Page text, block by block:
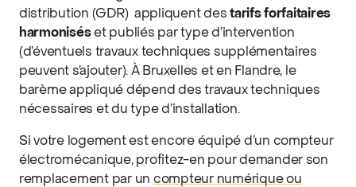
distribution (GDR) appliquent destarifs forfaitaires
harmoniséset publiés par type d’intervention
(d’éventuels travaux techniques supplémentaires
peuvent s’ajouter). À Bruxelles et en Flandre, le
barème appliqué dépend des travaux techniques
nécessaires et du type d’installation.
Si votre logement est encore équipé d’un compteur
électromécanique, profitez-en pour demander son
remplacement par un compteur numérique ou